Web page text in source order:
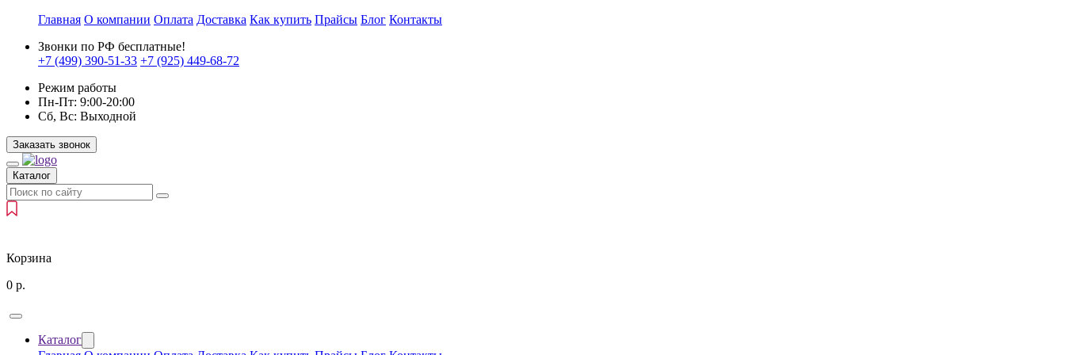
Главная О компании Оплата Доставка Как купить Прайсы Блог Контакты
Звонки по РФ бесплатные!
+7 (499) 390-51-33 +7 (925) 449-68-72
Режим работы
Пн-Пт: 9:00-20:00
Сб, Вс: Выходной
Заказать звонок
Каталог
Корзина
0 р.
Каталог